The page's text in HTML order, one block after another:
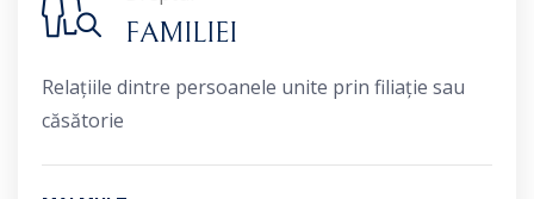
FAMILIEI
Relațiile dintre persoanele unite prin filiație sau
căsătorie